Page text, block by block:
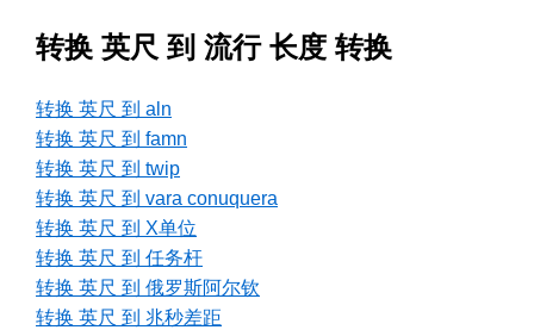
转换 英尺 到 流行 长度 转换
转换 英尺 到 aln
转换 英尺 到 famn
转换 英尺 到 twip
转换 英尺 到 vara conuquera
转换 英尺 到 X单位
转换 英尺 到 任务杆
转换 英尺 到 俄罗斯阿尔钦
转换 英尺 到 兆秒差距